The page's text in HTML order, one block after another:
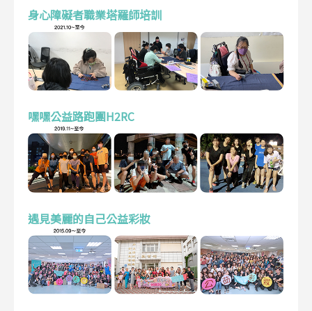
身心障礙者職業塔羅師培訓
嘿嘿公益路跑團H2RC
遇見美麗的自己公益彩妝